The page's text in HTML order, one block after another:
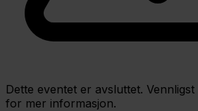
Dette eventet er avsluttet.
for mer informasjon.